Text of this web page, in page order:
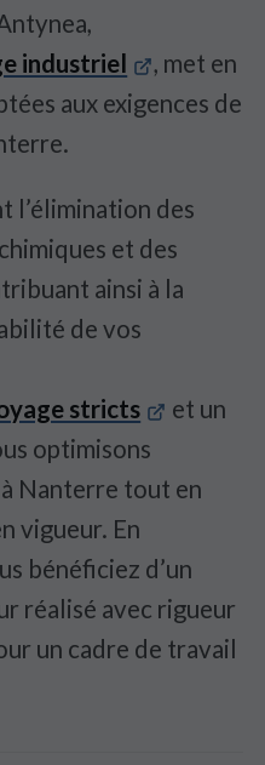
industriel
, met en
aux exigences de
l’élimination des
et des
ainsi à la
de vos
stricts
et un
optimisons
Nanterre tout en
vigueur. En
bénéficiez d’un
réalisé avec rigueur
un cadre de travail